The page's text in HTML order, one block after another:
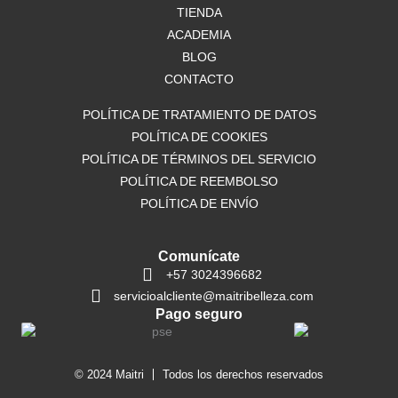
r
a
m
TIENDA
ACADEMIA
BLOG
CONTACTO
POLÍTICA DE TRATAMIENTO DE DATOS
POLÍTICA DE COOKIES
POLÍTICA DE TÉRMINOS DEL SERVICIO
POLÍTICA DE REEMBOLSO
POLÍTICA DE ENVÍO
Comunícate
+57 3024396682
servicioalcliente@maitribelleza.com
Pago seguro
© 2024 Maitri Todos los derechos reservados